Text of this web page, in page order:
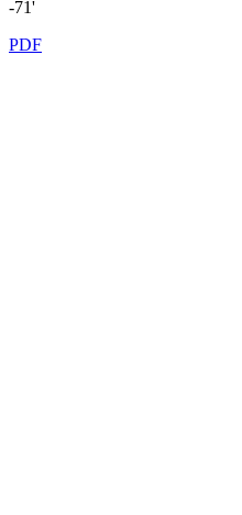
-71'
PDF